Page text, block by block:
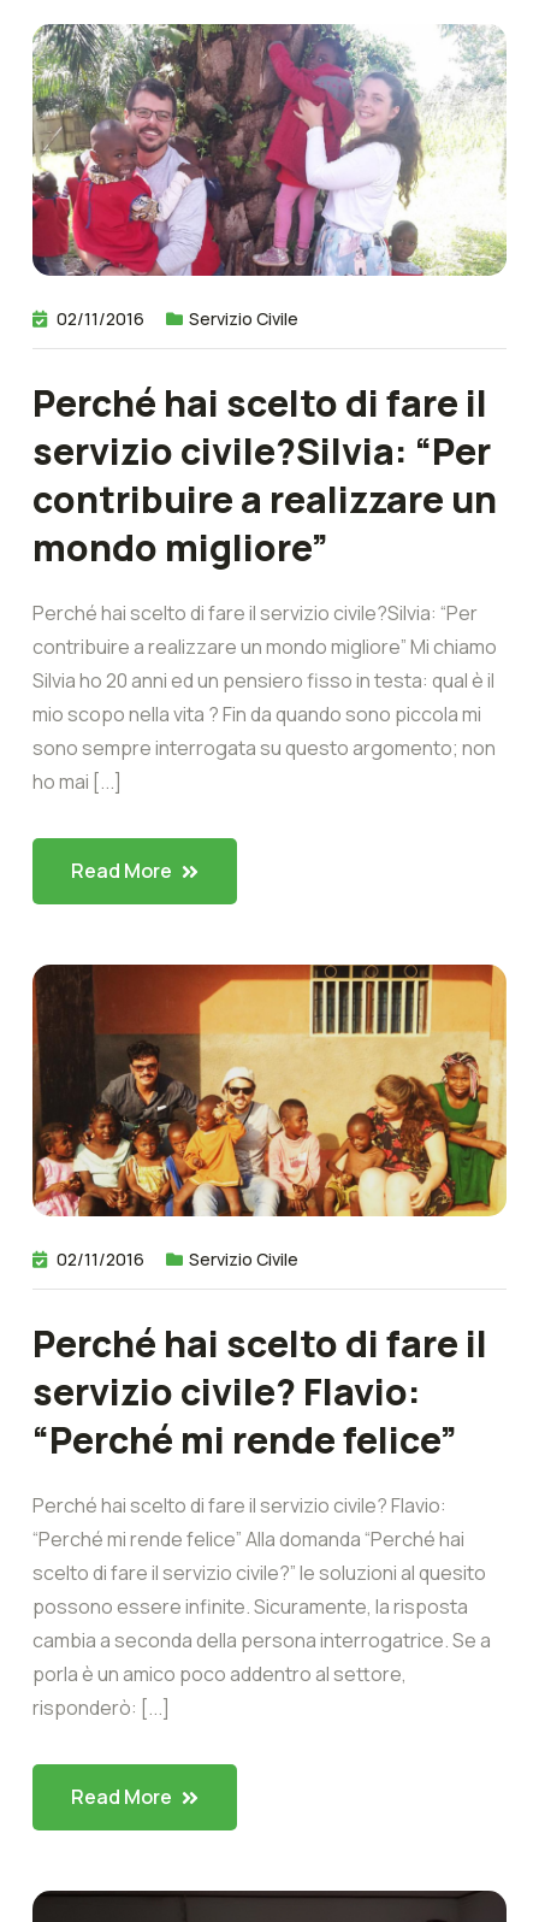
02/11/2016 Servizio Civile
Perché hai scelto di fare il
servizio civile?Silvia: “Per
contribuire a realizzare un
mondo migliore”
Perché hai scelto di fare il servizio civile?Silvia: “Per
contribuire a realizzare un mondo migliore” Mi chiamo
Silvia ho 20 anni ed un pensiero fisso in testa: qual è il
mio scopo nella vita ? Fin da quando sono piccola mi
sono sempre interrogata su questo argomento; non
ho mai [...]
Read More
02/11/2016 Servizio Civile
Perché hai scelto di fare il
servizio civile? Flavio:
“Perché mi rende felice”
Perché hai scelto di fare il servizio civile? Flavio:
“Perché mi rende felice” Alla domanda “Perché hai
scelto di fare il servizio civile?” le soluzioni al quesito
possono essere infinite. Sicuramente, la risposta
cambia a seconda della persona interrogatrice. Se a
porla è un amico poco addentro al settore,
risponderò: [...]
Read More